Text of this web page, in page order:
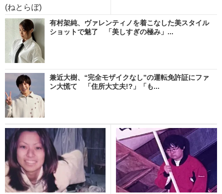
(ねとらぼ)
有村架純、ヴァレンティノを着こなした美スタイル
ショットで魅了 「美しすぎの極み」...
兼近大樹、“完全モザイクなし”の運転免許証にファ
ン大慌て 「住所大丈夫!?」「も...